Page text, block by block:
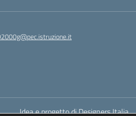
Idea e progetto di Designers Italia